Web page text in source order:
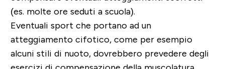
(es. molte ore seduti a scuola).
Eventuali sport che portano ad un
atteggiamento cifotico, come per esempio
alcuni stili di nuoto, dovrebbero prevedere degli